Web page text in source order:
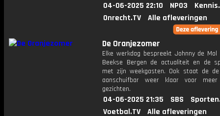
04-06-2025 22:10 NPO3
Onrecht.TV
Alle afleveringen
De Oranjezomer
Elke werkdag bespreekt Johnny de
Beekse Bergen de actualiteit en de
met zijn weekgasten. Ook staat de de
aanschuifbar weer klaar voor meer
gezichten.
04-06-2025 21:35 SBS
Voetbal.TV
Alle afleveringen